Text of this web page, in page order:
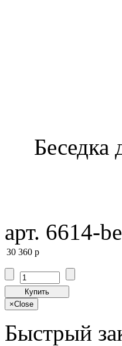
Беседка
арт. 6614-
30 360 p
Купить
×Close
Быстрый